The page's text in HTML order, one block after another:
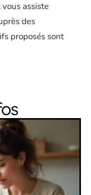
vous assiste
des
proposés sont